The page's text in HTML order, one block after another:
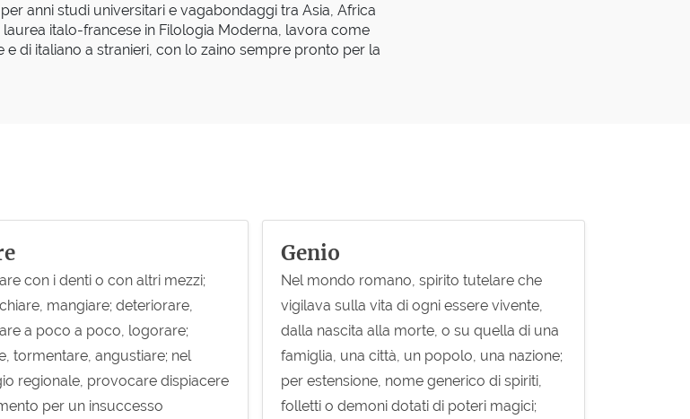
anni studi universitari e vagabondaggi tra Asia, Africa
italo-francese in Filologia Moderna, lavora come
e di italiano a stranieri, con lo zaino sempre pronto per la
con i denti o con altri mezzi;
mangiare; deteriorare,
a poco a poco, logorare;
tormentare, angustiare; nel
regionale, provocare dispiacere
per un insuccesso
Genio
Nel mondo romano, spirito tutelare che
vigilava sulla vita di ogni essere vivente,
dalla nascita alla morte, o su quella di una
famiglia, una città, un popolo, una nazione;
per estensione, nome generico di spiriti,
folletti o demoni dotati di poteri magici;